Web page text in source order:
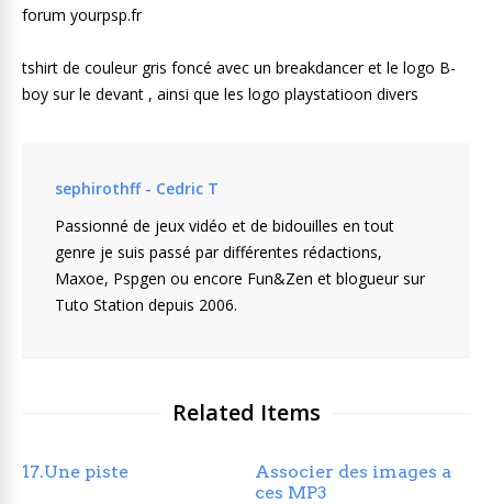
forum yourpsp.fr
tshirt de couleur gris foncé avec un breakdancer et le logo B-
boy sur le devant , ainsi que les logo playstatioon divers
sephirothff - Cedric T
Passionné de jeux vidéo et de bidouilles en tout
genre je suis passé par différentes rédactions,
Maxoe, Pspgen ou encore Fun&Zen et blogueur sur
Tuto Station depuis 2006.
Related Items
17.Une piste
Associer des images a
ces MP3